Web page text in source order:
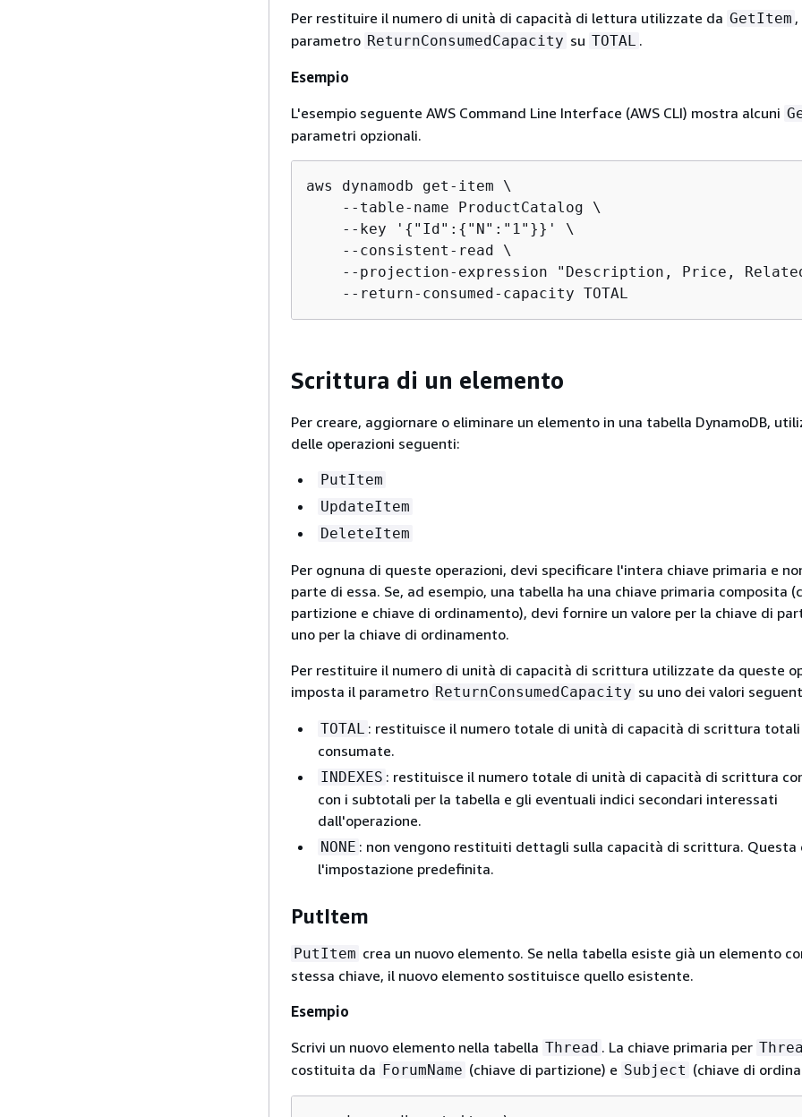
Per restituire il numero di unità di capacità di lettura utilizzate da GetItem
parametro ReturnConsumedCapacity su TOTAL .
Esempio
L'esempio seguente AWS Command Line Interface (AWS CLI) mostra alcuni
parametri opzionali.
aws dynamodb get-item \
    --table-name ProductCatalog \
    --key '
{ "Id": { "N":"1"}}' \
    --consistent-read \
--projection-expression "Description, Price,
    --return-consumed-capacity TOTAL
Scrittura di un elemento
Per creare, aggiornare o eliminare un elemento in una tabella DynamoDB,
delle operazioni seguenti:
PutItem
UpdateItem
DeleteItem
Per ognuna di queste operazioni, devi specificare l'intera chiave primaria e
parte di essa. Se, ad esempio, una tabella ha una chiave primaria composita
partizione e chiave di ordinamento), devi fornire un valore per la chiave di
uno per la chiave di ordinamento.
Per restituire il numero di unità di capacità di scrittura utilizzate da queste
imposta il parametro ReturnConsumedCapacity su uno dei valori
TOTAL : restituisce il numero totale di unità di capacità di scrittura totali
consumate.
INDEXES : restituisce il numero totale di unità di capacità di scrittura
con i subtotali per la tabella e gli eventuali indici secondari interessati
dall'operazione.
NONE : non vengono restituiti dettagli sulla capacità di scrittura. Questa
l'impostazione predefinita.
PutItem
PutItem crea un nuovo elemento. Se nella tabella esiste già un elemento
stessa chiave, il nuovo elemento sostituisce quello esistente.
Esempio
Scrivi un nuovo elemento nella tabella Thread . La chiave primaria per
costituita da ForumName (chiave di partizione) e Subject (chiave di